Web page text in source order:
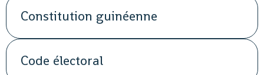
Constitution guinéenne
Code électoral